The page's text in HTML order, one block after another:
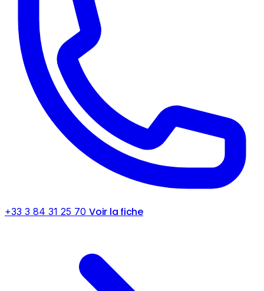
+33 3 84 31 25 70 Voir la fiche